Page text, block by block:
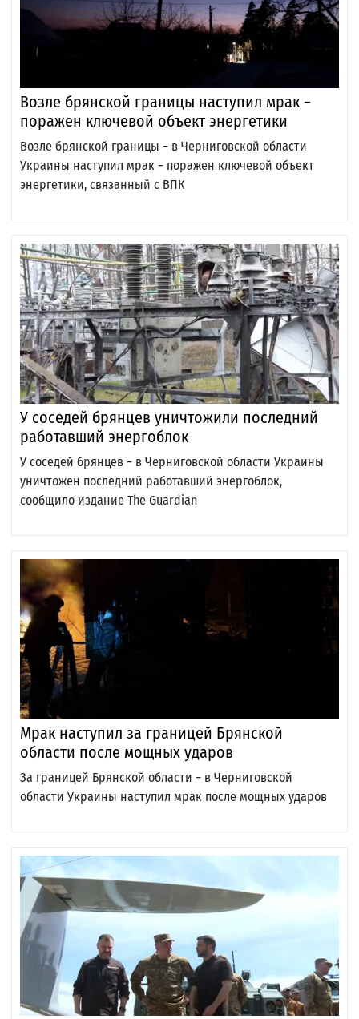
Возле брянской границы наступил мрак −
поражен ключевой объект энергетики
Возле брянской границы − в Черниговской области
Украины наступил мрак − поражен ключевой объект
энергетики, связанный с ВПК
У соседей брянцев уничтожили последний
работавший энергоблок
У соседей брянцев − в Черниговской области Украины
уничтожен последний работавший энергоблок,
сообщило издание The Guardian
Мрак наступил за границей Брянской
области после мощных ударов
За границей Брянской области − в Черниговской
области Украины наступил мрак после мощных ударов